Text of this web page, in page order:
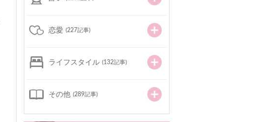
恋愛 (227記事)
ライフスタイル (132記事)
その他 (289記事)